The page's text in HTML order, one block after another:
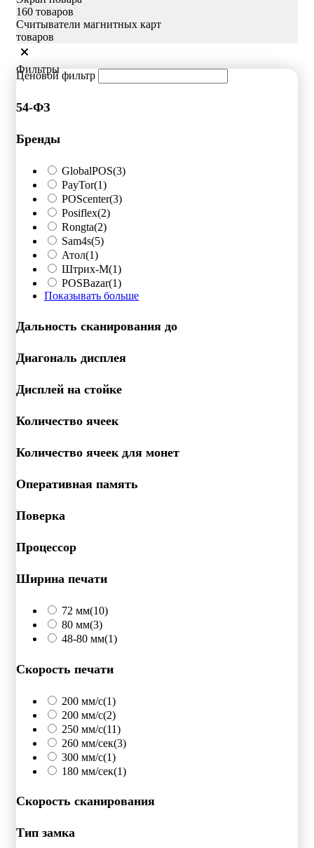
160 товаров
Считыватели магнитных карт
товаров
Фильтры
Ценовой фильтр
54-ФЗ
Бренды
GlobalPOS(3)
PayTor(1)
POScenter(3)
Posiflex(2)
Rongta(2)
Sam4s(5)
Атол(1)
Штрих-М(1)
POSBazar(1)
Показывать больше
Дальность сканирования до
Диагональ дисплея
Дисплей на стойке
Количество ячеек
Количество ячеек для монет
Оперативная память
Поверка
Процессор
Ширина печати
72 мм(10)
80 мм(3)
48-80 мм(1)
Скорость печати
200 мм/c(1)
200 мм/с(2)
250 мм/c(11)
260 мм/сек(3)
300 мм/с(1)
180 мм/сек(1)
Скорость сканирования
Тип замка